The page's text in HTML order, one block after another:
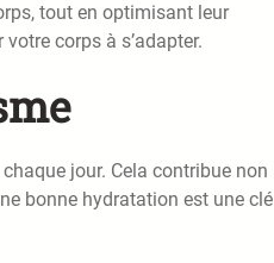
tout en optimisant leur
corps à s’adapter.
jour. Cela contribue non
bonne hydratation est une clé